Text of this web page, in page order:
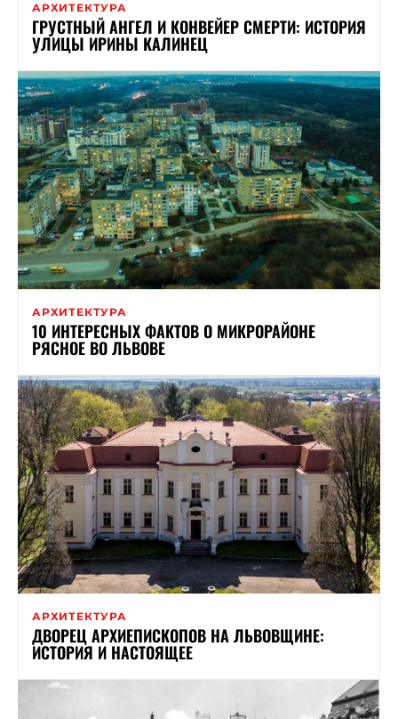
АРХИТЕКТУРА
ГРУСТНЫЙ АНГЕЛ И КОНВЕЙЕР СМЕРТИ: ИСТОРИЯ
УЛИЦЫ ИРИНЫ КАЛИНЕЦ
АРХИТЕКТУРА
10 ИНТЕРЕСНЫХ ФАКТОВ О МИКРОРАЙОНЕ
РЯСНОЕ ВО ЛЬВОВЕ
АРХИТЕКТУРА
ДВОРЕЦ АРХИЕПИСКОПОВ НА ЛЬВОВЩИНЕ:
ИСТОРИЯ И НАСТОЯЩЕЕ